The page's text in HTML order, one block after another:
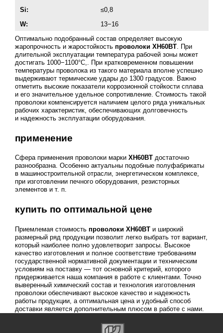
Si:
≤0,8
W:
13−16
Оптимально подобранный состав определяет высокую
жаропрочность и жаростойкость проволоки ХН60ВТ. При
длительной эксплуатации температура рабочей зоны может
достигать 1000−1100°С,. При кратковременном повышении
температуры проволока из такого материала вполне успешно
выдерживают термические удары до 1300 градусов. Важно
отметить высокие показатели коррозионной стойкости сплава
и его значительное удельное сопротивление. Стоимость такой
проволоки компенсируется наличием целого ряда уникальных
рабочих характеристик, обеспечивающих долговечность
и надежность эксплуатации оборудования.
применение
Сфера применения проволоки марки ХН60ВТдостаточно
разнообразна. Особенно актуальны подобные полуфабрикаты
в машиностроительной отрасли, энергетическом комплексе,
при изготовлении печного оборудования, резисторных
элементов и т. п.
купить по оптимальной цене
Приемлемая стоимость проволоки ХН60ВТи широкий
размерный ряд продукции позволит легко выбрать тот вариант,
который наиболее полно удовлетворит запросы. Высокое
качество изготовления и полное соответствие требованиям
государственной нормативной документации и техническим
условиям на поставку — тот основной критерий, которого
придерживается наша компания в работе с клиентами. Точно
выверенный химический состав и технология изготовления
проволоки обеспечивают высокое качество и надежность
работы продукции, а оптимальная цена и удобный способ
доставки является дополнительным плюсом в работе с нами.